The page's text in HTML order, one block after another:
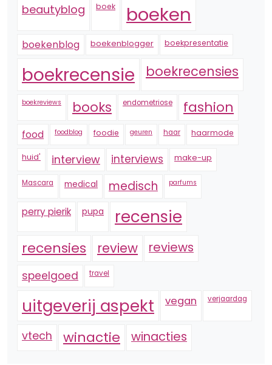
beautyblog boek boeken
boekenblog boekenblogger boekpresentatie
boekrecensie boekrecensies
boekreviews books endometriose fashion
food foodblog foodie geuren haar haarmode
huid' interview interviews make-up
Mascara medical medisch parfums
perry pierik pupa recensie
recensies review reviews
speelgoed travel
uitgeverij aspekt vegan verjaardag
vtech winactie winacties